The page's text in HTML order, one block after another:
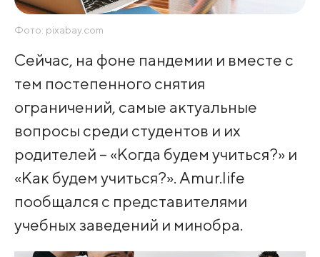
Фото: pixabay.com
Сейчас, на фоне пандемии и вместе с
тем постепенного снятия
ограничений, самые актуальные
вопросы среди студентов и их
родителей – «Когда будем учиться?» и
«Как будем учиться?». Amur.life
пообщался с представителями
учебных заведений и минобра.